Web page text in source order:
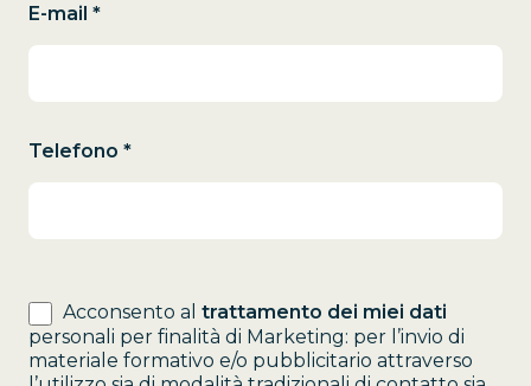
E-mail *
Telefono *
Acconsento al trattamento dei miei dati
personali per finalità di Marketing: per l’invio di
materiale formativo e/o pubblicitario attraverso